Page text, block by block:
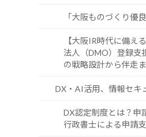
「大阪ものづくり優
【大阪IR時代に備え
法人（DMO）登録支
の戦略設計から伴走
DX・AI活用、情報セキ
DX認定制度とは？申
行政書士による申請